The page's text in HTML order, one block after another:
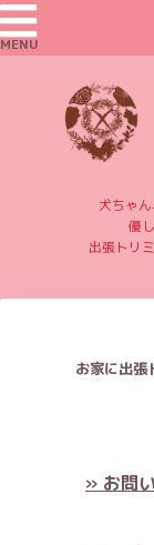
MENU
犬ちゃ
優
出張トリ
お家に出張
» お問